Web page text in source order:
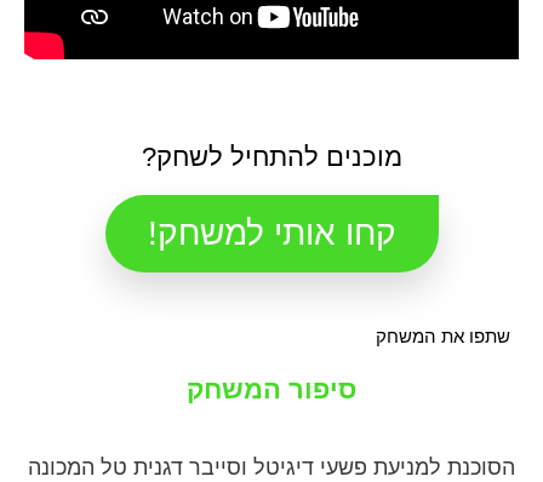
מוכנים להתחיל לשחק?
קחו אותי למשחק!
שתפו את המשחק
סיפור המשחק
הסוכנת למניעת פשעי דיגיטל וסייבר דגנית טל המכונה